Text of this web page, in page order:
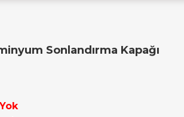
Sonlandırma Kapağı